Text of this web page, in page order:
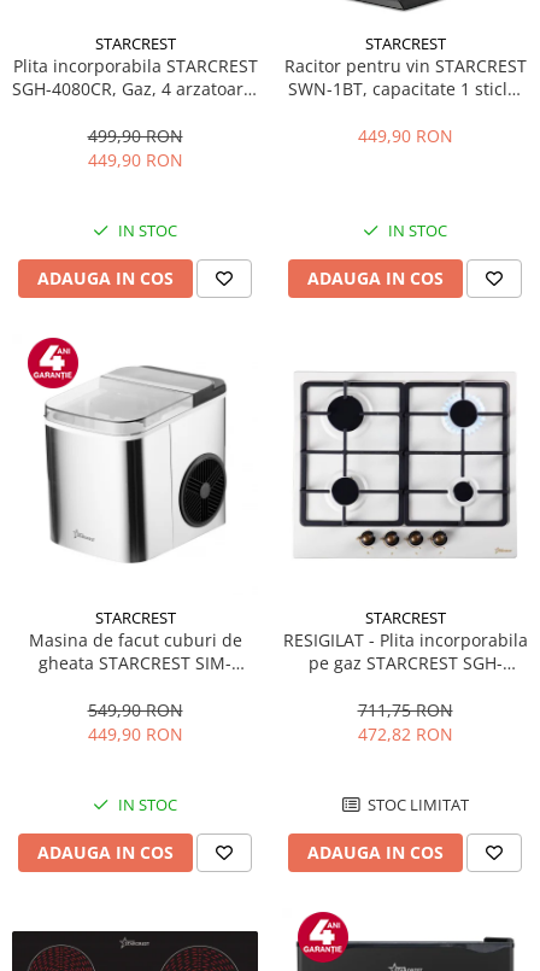
STARCREST
Plita incorporabila STARCREST
SGH-4080CR, Gaz, 4 arzatoare,
fonta, Design Retro, Bej
499,90 RON
449,90 RON
IN STOC
ADAUGA IN COS
STARCREST
Racitor pentru vin STARCREST
SWN-1BT, capacitate 1 sticla,
display LED, control touch,
449,90 RON
IN STOC
ADAUGA IN COS
STARCREST
Masina de facut cuburi de
gheata STARCREST SIM-
Doua dimensiuni pentru
cuburi, Rezervor apa 1.3 l,
549,90 RON
449,90 RON
IN STOC
ADAUGA IN COS
STARCREST
RESIGILAT - Plita incorporabila
pe gaz STARCREST SGH-
Aprindere electrica
711,75 RON
472,82 RON
STOC LIMITAT
ADAUGA IN COS